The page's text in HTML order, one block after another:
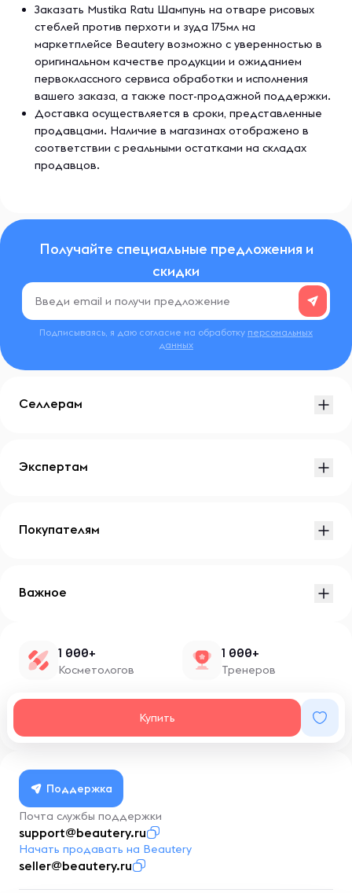
Заказать Mustika Ratu Шампунь на отваре рисовых
стеблей против перхоти и зуда 175мл на
маркетплейсе Beautery возможно с уверенностью в
оригинальном качестве продукции и ожиданием
первоклассного сервиса обработки и исполнения
вашего заказа, а также пост-продажной поддержки.
Доставка осуществляется в сроки, представленные
продавцами. Наличие в магазинах отображено в
соответствии с реальными остатками на складах
продавцов.
Получайте специальные предложения и
скидки
Подписываясь, я даю согласие на обработку персональных
данных
Купить
Селлерам
Экспертам
Покупателям
Важное
1 000+
Косметологов
1 000+
Тренеров
Нутрициологов
Поддержка
Почта службы поддержки
support@beautery.ru
Начать продавать на Beautery
seller@beautery.ru